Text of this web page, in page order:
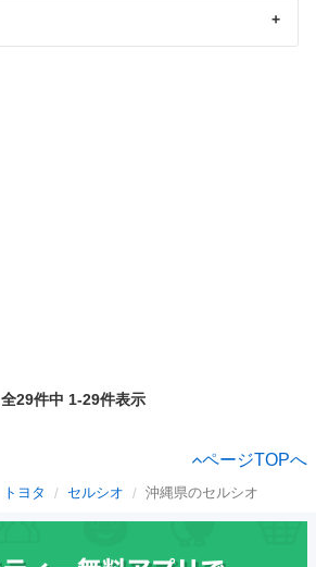
全29件中 1-29件表示
ページTOPへ
トヨタ セルシオ 沖縄県のセルシオ